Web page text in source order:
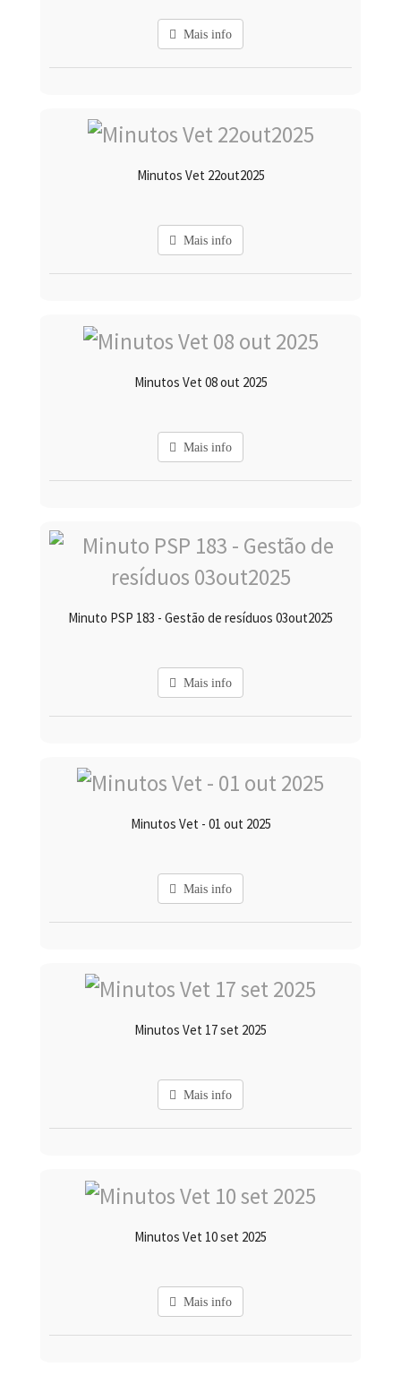
Mais info
Minutos Vet 22out2025
Mais info
Minutos Vet 08 out 2025
Mais info
Minuto PSP 183 - Gestão de resíduos 03out2025
Mais info
Minutos Vet - 01 out 2025
Mais info
Minutos Vet 17 set 2025
Mais info
Minutos Vet 10 set 2025
Mais info